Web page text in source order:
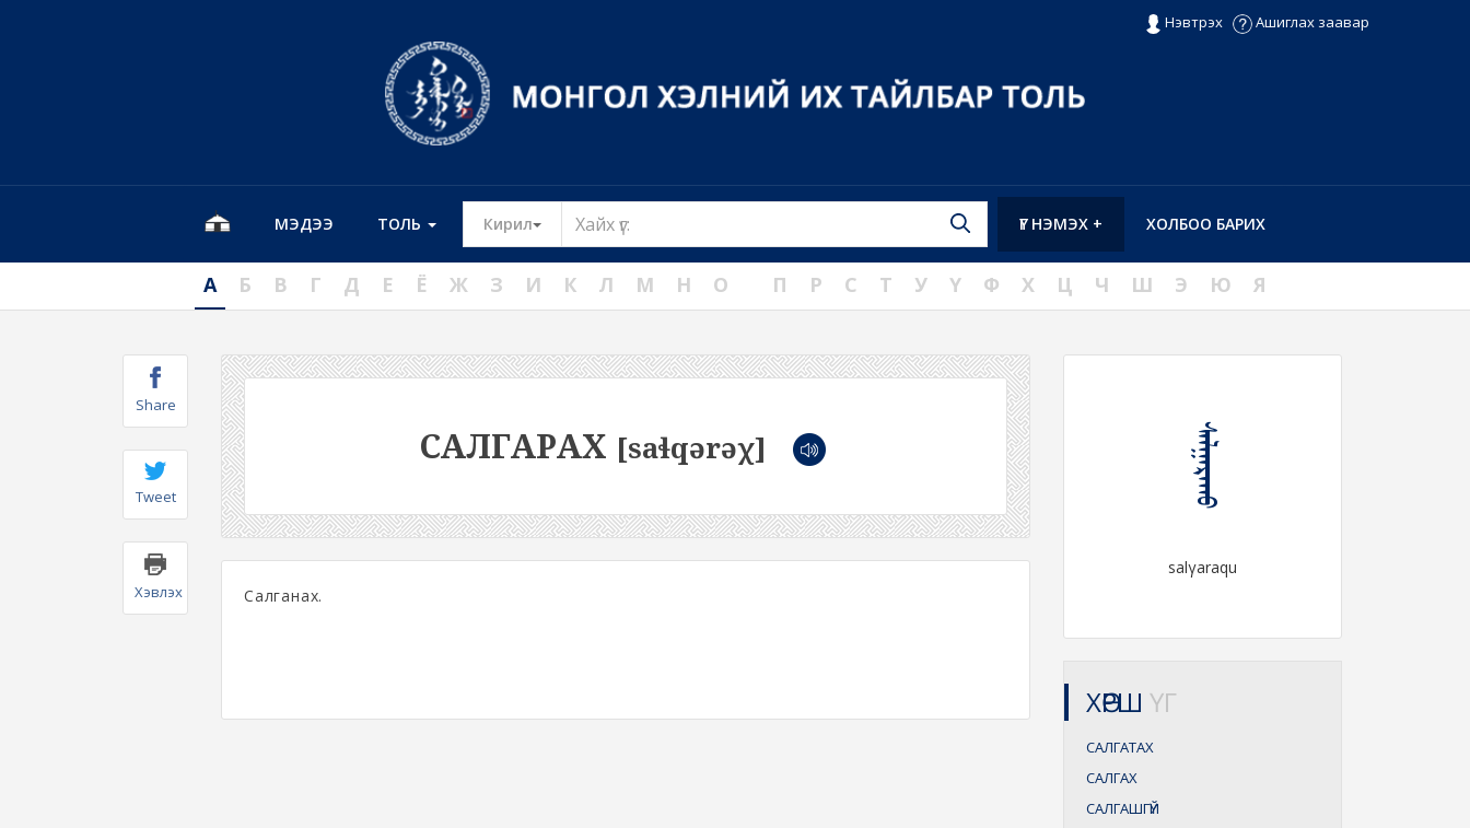
Нэвтрэх Ашиглах заавар
МЭДЭЭ ТОЛЬ Кирил Toggle Dropdown ХОЛБОО БАРИХ
ҮГ НЭМЭХ +
А Б В Г Д Е Ё Ж З И К Л М Н О П Р С Т У Ү Ф Х Ц Ч Ш Э Ю Я
Share
Tweet
Хэвлэх
САЛГАРАХ [saɬqərəχ]
Салганах.
ᠰᠠᠯᠭᠠᠷᠠᠬᠤ
salγaraqu
ХӨРШ ҮГ
САЛГАТАХ
САЛГАХ
САЛГАШГҮЙ